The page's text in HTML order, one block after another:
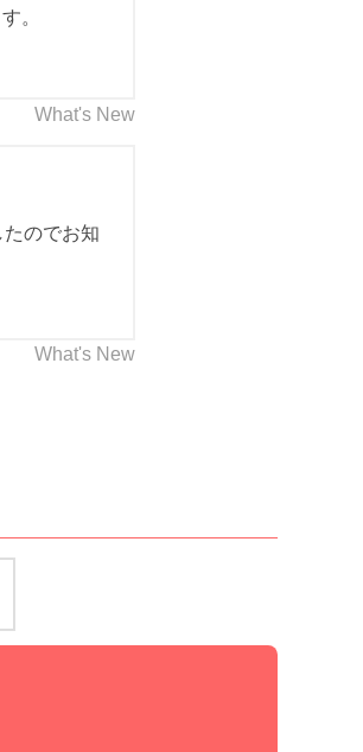
。
What's New
のでお知
What's New